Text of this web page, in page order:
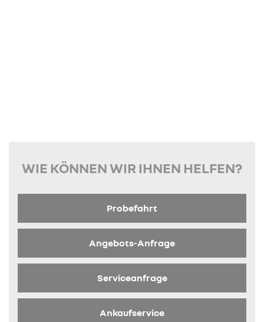
WIE KÖNNEN WIR IHNEN HELFEN?
Probefahrt
Angebots-Anfrage
Serviceanfrage
Ankaufservice